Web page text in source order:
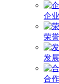
企
荣
发
合